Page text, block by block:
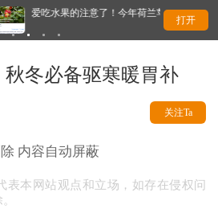
意了！今年荷兰苹果将变少？真相居然是…
打开
冬必备驱寒暖胃补
关注Ta
内容自动屏蔽
表本网站观点和立场，如存在侵权问